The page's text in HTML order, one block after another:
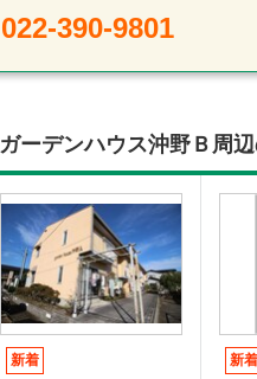
022-390-9801
ガーデンハウス沖野Ｂ周
新着 新着